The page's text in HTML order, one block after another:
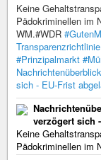
Keine
Pädokriminellen im
WM.#WDR
Transparenzrichtlinie
#Prinzipalmarkt
sich - EU-Frist
verzögert sich
Keine
Pädokriminellen im